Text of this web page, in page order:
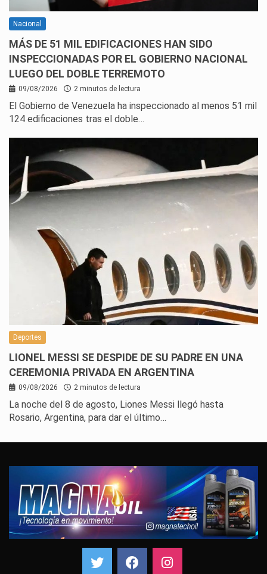
Nacional
MÁS DE 51 MIL EDIFICACIONES HAN SIDO
INSPECCIONADAS POR EL GOBIERNO NACIONAL
LUEGO DEL DOBLE TERREMOTO
09/08/2026 2 minutos de lectura
El Gobierno de Venezuela ha inspeccionado al menos 51 mil
124 edificaciones tras el doble…
Deportes
LIONEL MESSI SE DESPIDE DE SU PADRE EN UNA
CEREMONIA PRIVADA EN ARGENTINA
09/08/2026 2 minutos de lectura
La noche del 8 de agosto, Liones Messi llegó hasta
Rosario, Argentina, para dar el último…